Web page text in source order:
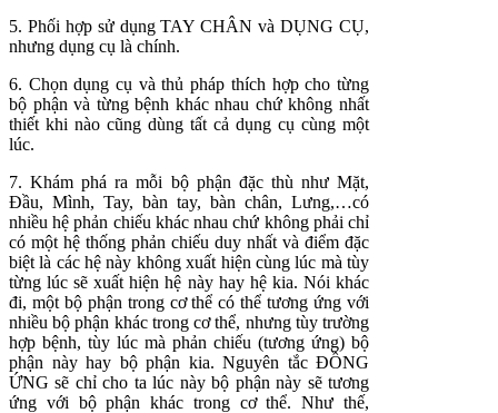
5. Phối hợp sử dụng TAY CHÂN và DỤNG CỤ,
nhưng dụng cụ là chính.
6. Chọn dụng cụ và thủ pháp thích hợp cho từng
bộ phận và từng bệnh khác nhau chứ không nhất
thiết khi nào cũng dùng tất cả dụng cụ cùng một
lúc.
7. Khám phá ra mỗi bộ phận đặc thù như Mặt,
Đầu, Mình, Tay, bàn tay, bàn chân, Lưng,…có
nhiều hệ phản chiếu khác nhau chứ không phải chỉ
có một hệ thống phản chiếu duy nhất và điểm đặc
biệt là các hệ này không xuất hiện cùng lúc mà tùy
từng lúc sẽ xuất hiện hệ này hay hệ kia. Nói khác
đi, một bộ phận trong cơ thể có thể tương ứng với
nhiều bộ phận khác trong cơ thể, nhưng tùy trường
hợp bệnh, tùy lúc mà phản chiếu (tương ứng) bộ
phận này hay bộ phận kia. Nguyên tắc ĐỒNG
ỨNG sẽ chỉ cho ta lúc này bộ phận này sẽ tương
ứng với bộ phận khác trong cơ thể. Như thế,